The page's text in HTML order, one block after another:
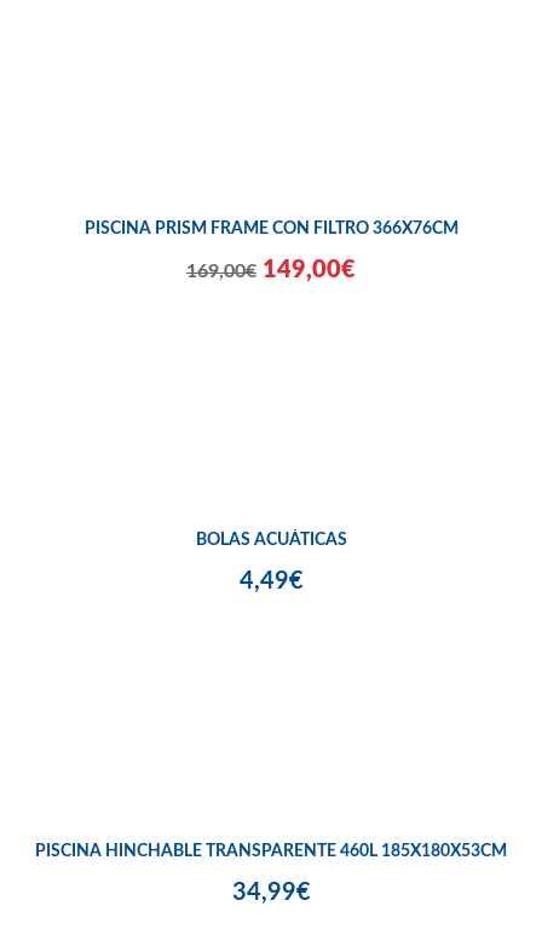
PISCINA PRISM FRAME CON FILTRO 366X76CM
169,00€ 149,00€
BOLAS ACUÁTICAS
4,49€
PISCINA HINCHABLE TRANSPARENTE 460L 185X180X53CM
34,99€